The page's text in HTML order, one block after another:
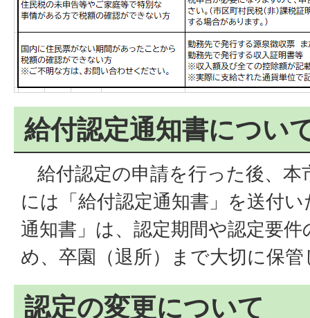
給付認定通知書につい
給付認定の申請を行った後、本
には「給付認定通知書」を送付
通知書」は、認定期間や認定要
め、卒園（退所）まで大切に保
認定の変更について